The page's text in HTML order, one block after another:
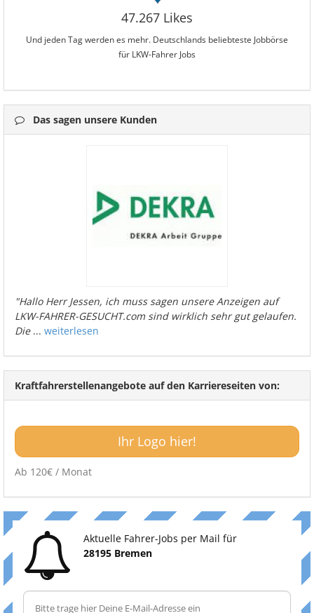
47.267 Likes
Und jeden Tag werden es mehr. Deutschlands beliebteste Jobbörse
für LKW-Fahrer Jobs
Das sagen unsere Kunden
"Hallo Herr Jessen, ich muss sagen unsere Anzeigen auf
LKW-FAHRER-GESUCHT.com sind wirklich sehr gut gelaufen.
Die... weiterlesen
Kraftfahrerstellenangebote auf den Karriereseiten von:
Ihr Logo hier!
Ab 120€ / Monat
Aktuelle Fahrer-Jobs per Mail für
28195 Bremen